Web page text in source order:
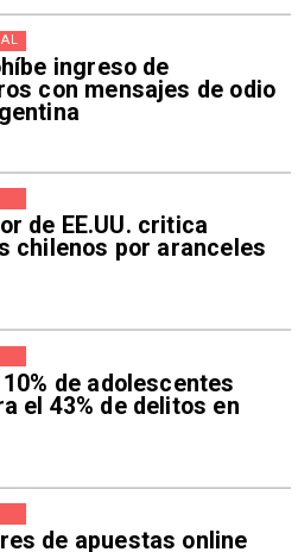
ingreso de
con mensajes de odio
de EE.UU. critica
chilenos por aranceles
de adolescentes
el 43% de delitos en
de apuestas online